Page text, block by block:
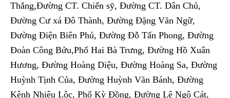
Thắng,Đường CT. Chiến sỹ, Đường CT. Dân Chủ,
Đường Cư xá Đô Thành, Đường Đặng Văn Ngữ,
Đường Điện Biên Phủ, Đường Đỗ Tấn Phong, Đường
Đoàn Công Bửu,Phố Hai Bà Trưng, Đường Hồ Xuân
Hương, Đường Hoàng Diệu, Đường Hoàng Sa, Đường
Huỳnh Tịnh Của, Đường Huỳnh Văn Bánh, Đường
Kênh Nhiêu Lộc, Phố Kỳ Đồng, Đường Lê Ngô Cát,